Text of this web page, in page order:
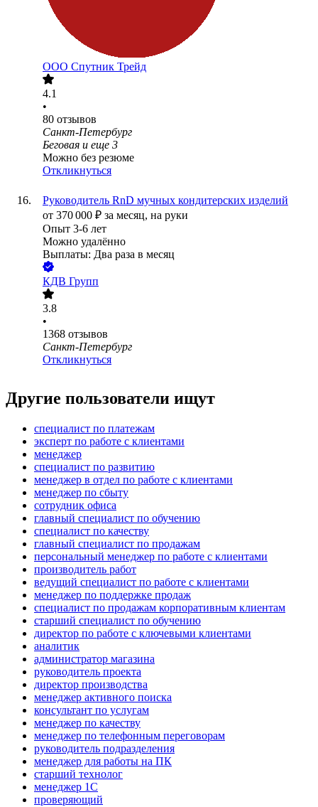
ООО Спутник Трейд
4.1
•
80 отзывов
Санкт-Петербург
Беговая и еще 3
Можно без резюме
Откликнуться
Руководитель RnD мучных кондитерских изделий
от 370 000 ₽ за месяц, на руки
Опыт 3-6 лет
Можно удалённо
Выплаты: Два раза в месяц
КДВ Групп
3.8
•
1368 отзывов
Санкт-Петербург
Откликнуться
Другие пользователи ищут
специалист по платежам
эксперт по работе с клиентами
менеджер
специалист по развитию
менеджер в отдел по работе с клиентами
менеджер по сбыту
сотрудник офиса
главный специалист по обучению
специалист по качеству
главный специалист по продажам
персональный менеджер по работе с клиентами
производитель работ
ведущий специалист по работе с клиентами
менеджер по поддержке продаж
специалист по продажам корпоративным клиентам
старший специалист по обучению
директор по работе с ключевыми клиентами
аналитик
администратор магазина
руководитель проекта
директор производства
менеджер активного поиска
консультант по услугам
менеджер по качеству
менеджер по телефонным переговорам
руководитель подразделения
менеджер для работы на ПК
старший технолог
менеджер 1С
проверяющий